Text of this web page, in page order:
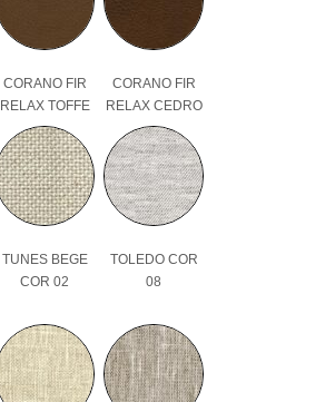
CORANO FIR
RELAX TOFFE
CORANO FIR
RELAX CEDRO
TUNES BEGE
COR 02
TOLEDO COR
08